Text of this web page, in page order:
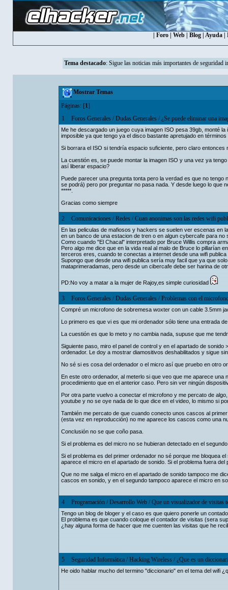
Foro Web Blog Ayuda
Tema destacado: Sigue las noticias más importantes de seguridad
Mostrar Temas
Páginas: [1]
1
Foros Generales/Dudas Generales/¿Se puede eliminar una
Me he descargado un juego cuya imagen ISO pesa 39gb, monté
imposible ya que tengo ya el disco bastante apretujado en
Si borrara el ISO si tendría espacio suficiente, pero claro entonces
La cuestión es, se puede montar la imagen ISO y una vez ya
así liberar espacio?
Puede parecer una pregunta tonta pero la verdad es que no
se podrá) pero por preguntar no pasa nada. Y desde luego lo que
*****.
Gracias como siempre
2 Comunicaciones/Redes/Cuan anonimas son las redes wifi
En las peliculas de mafiosos y hackers se suelen ver escenas en
en un banco de una estacion de tren o en algun cybercafe para
Como cuando "El Chacal" interpretado por Bruce Willis compra
Pero algo me dice que en la vida real al malo de Bruce lo pillarían
terceros eres, cuando te conectas a internet desde una wifi
Supongo que desde una wifi publica sería muy facil que ya que
mataprimeradamas, pero desde un cibercafe debe ser harina de
PD:No voy a matar a la mujer de Rajoy,es simple curiosidad
3 Foros Generales/Dudas Generales/Problemas con el
Compré un microfono de sobremesa woxter con un cable 3.5mm
Lo primero es que vi es que mi ordenador sólo tiene una entrada
La cuestión es que lo meto y no cambia nada, supuse que me
Siguiente paso, miro el panel de control y en el apartado de
ordenador. Le doy a mostrar diamositivos deshabilitados y sigue
No sé si es cosa del ordenador o el micro así que pruebo en otro
En este otro ordenador, al meterlo si que veo que me aparece
procedimiento que en el anterior caso. Pero sin ver ningún
Por otra parte vuelvo a conectar el microfono y me percato de
youtube y no se oye nada de lo que dice en el video, lo mismo si
También me percato de que cuando conecto unos cascos al
(esta vez en reproducción) no me aparece los cascos como una
Conclusión no se que coño pasa.
Si el problema es del micro no se hubieran detectado en el
Si el problema es del primer ordenador no sé porque me bloquea
aparece el micro en el apartado de sonido. Si el problema fuera
Que no me salga el micro en el apartado de sonido tampoco me
cascos en sonido, y en el segundo tampoco aparece el micro en
4 Programación/Desarrollo Web/Que un visualizador de visitas
Tengo un blog de bloger y el caso es que quiero ponerle un
El problema es que cuando coloque el contador de visitas (sera
¿hay alguna forma de hacer que me cuenten las visitas que he
5 Seguridad Informática/Hacking Wireless/¿Que es un
He oido hablar mucho del termino "diccionario" en el tema del wifi